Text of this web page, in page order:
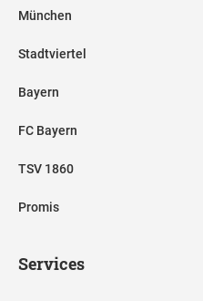
München
Stadtviertel
Bayern
FC Bayern
TSV 1860
Promis
Services